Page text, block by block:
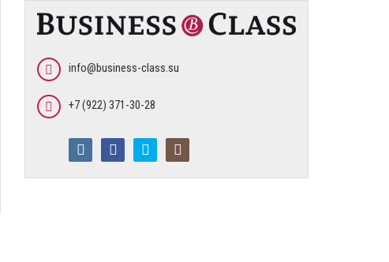
info@business-class.su
+7 (922) 371-30-28